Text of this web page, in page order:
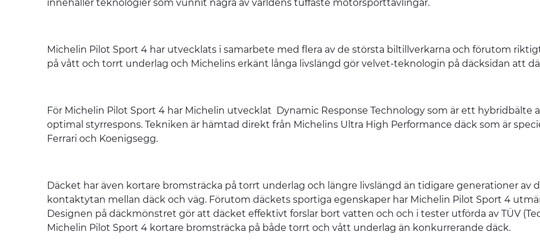
innehåller teknologier som vunnit några av världens tuffaste motorsporttävlingar.
Michelin Pilot Sport 4 har utvecklats i samarbete med flera av de största biltillverkarna och förutom
på vått och torrt underlag och Michelins erkänt långa livslängd gör velvet-teknologin på däcksidan att
För Michelin Pilot Sport 4 har Michelin utvecklat Dynamic Response Technology som är ett hybridbälte
optimal styrrespons. Tekniken är hämtad direkt från Michelins Ultra High Performance däck som är
Ferrari och Koenigsegg.
Däcket har även kortare bromsträcka på torrt underlag och längre livslängd än tidigare generationer av
kontaktytan mellan däck och väg. Förutom däckets sportiga egenskaper har Michelin Pilot Sport 4
Designen på däckmönstret gör att däcket effektivt forslar bort vatten och och i tester utförda av TÜV
Michelin Pilot Sport 4 kortare bromsträcka på både torrt och vått underlag än konkurrerande däck.